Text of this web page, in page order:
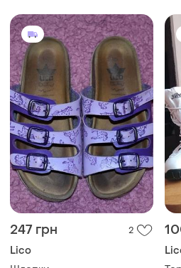
247 грн 2
Lico